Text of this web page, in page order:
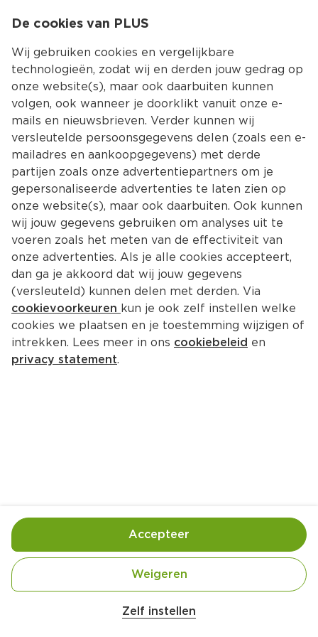
Kies jouw
Ingrediënten Bereiding
500 gram krieltjes
De cookies van PLUS
Wij gebruiken cookies en vergelijkbare
technologieën, zodat wij en derden jouw gedrag op
onze website(s), maar ook daarbuiten kunnen
volgen, ook wanneer je doorklikt vanuit onze e-
mails en nieuwsbrieven. Verder kunnen wij
versleutelde persoonsgegevens delen (zoals een e-
mailadres en aankoopgegevens) met derde
partijen zoals onze advertentiepartners om je
gepersonaliseerde advertenties te laten zien op
onze website(s), maar ook daarbuiten. Ook kunnen
wij jouw gegevens gebruiken om analyses uit te
voeren zoals het meten van de effectiviteit van
onze advertenties. Als je alle cookies accepteert,
dan ga je akkoord dat wij jouw gegevens
(versleuteld) kunnen delen met derden. Via
cookievoorkeuren kun je ook zelf instellen welke
cookies we plaatsen en je toestemming wijzigen of
intrekken. Lees meer in ons cookiebeleid en
privacy statement.
Zelf instellen
Weigeren
Accepteer